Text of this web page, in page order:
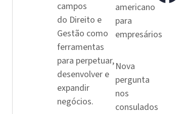
campos
do Direito e
Gestão como
ferramentas
para perpetuar,
desenvolver e
expandir
negócios.
americano
para
empresários
Nova
pergunta
nos
consulados